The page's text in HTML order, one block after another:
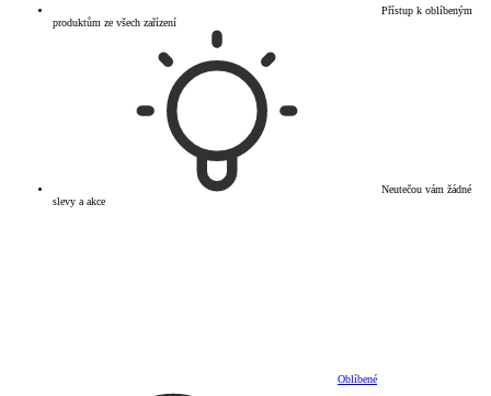
Přístup k oblíbeným
produktům ze všech zařízení
Neutečou vám žádné
slevy a akce
Oblíbené